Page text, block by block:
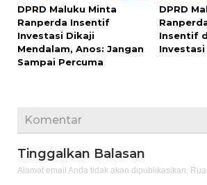
DPRD Maluku Minta
Ranperda Insentif
Investasi Dikaji
Mendalam, Anos: Jangan
Sampai Percuma
DPRD
Insentif
Investasi
Komentar
Tinggalkan Balasan
Alamat email Anda tidak akan dipublikasikan.